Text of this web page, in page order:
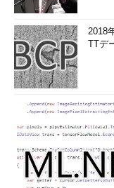
フラグメント化されたパケ
された状態のままで最終
届く。そこで元のIPパケ
タが取り出されて上位プロ
フラグメントのヘッダ内
ケットのうちのどの部分に
まれており、それを使って
する。しかし一定時間待
2018
TTデ